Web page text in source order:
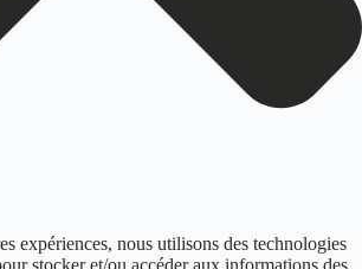
expériences, nous utilisons des technologies
stocker et/ou accéder aux informations des